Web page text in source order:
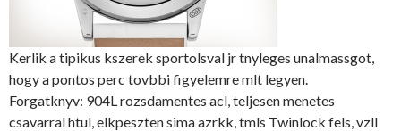
Kerlik a tipikus kszerek sportolsval jr tnyleges unalmassgot,
hogy a pontos perc tovbbi figyelemre mlt legyen.
Forgatknyv: 904L rozsdamentes acl, teljesen menetes
csavarral htul, elkpeszten sima azrkk, tmls Twinlock fels, vzll